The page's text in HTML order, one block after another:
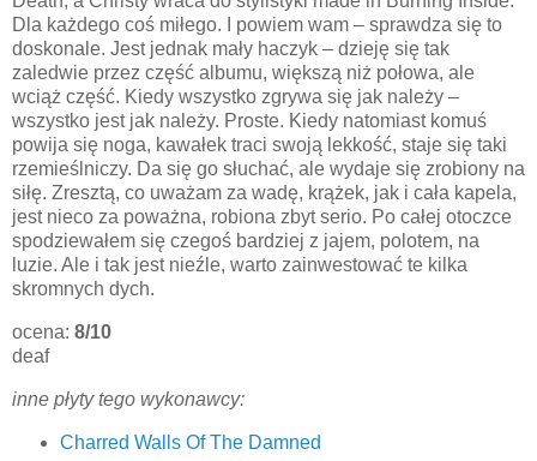
Dla każdego coś miłego. I powiem wam – sprawdza się to
doskonale. Jest jednak mały haczyk – dzieję się tak
zaledwie przez część albumu, większą niż połowa, ale
wciąż część. Kiedy wszystko zgrywa się jak należy –
wszystko jest jak należy. Proste. Kiedy natomiast komuś
powija się noga, kawałek traci swoją lekkość, staje się taki
rzemieślniczy. Da się go słuchać, ale wydaje się zrobiony na
siłę. Zresztą, co uważam za wadę, krążek, jak i cała kapela,
jest nieco za poważna, robiona zbyt serio. Po całej otoczce
spodziewałem się czegoś bardziej z jajem, polotem, na
luzie. Ale i tak jest nieźle, warto zainwestować te kilka
skromnych dych.
ocena: 8/10
deaf
inne płyty tego wykonawcy:
Charred Walls Of The Damned